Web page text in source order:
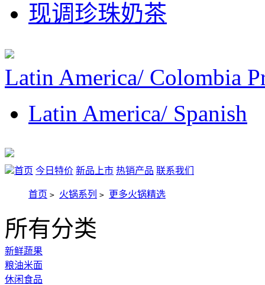
现调珍珠奶茶
Latin America/ Colombia
Latin America/ Spanish
首页 今日特价 新品上市 热销产品 联系我们
首页 > 火锅系列 > 更多火锅精选
所有分类
新鲜蔬果
粮油米面
休闲食品